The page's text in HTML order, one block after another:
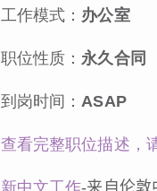
工作模式： 办公室
职位性质： 永久合同
到岗时间： ASAP
查看完整职位描述，
新中文工作-来自伦敦